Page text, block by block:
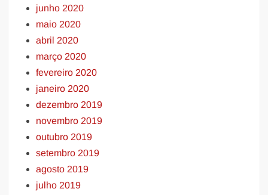
junho 2020
maio 2020
abril 2020
março 2020
fevereiro 2020
janeiro 2020
dezembro 2019
novembro 2019
outubro 2019
setembro 2019
agosto 2019
julho 2019